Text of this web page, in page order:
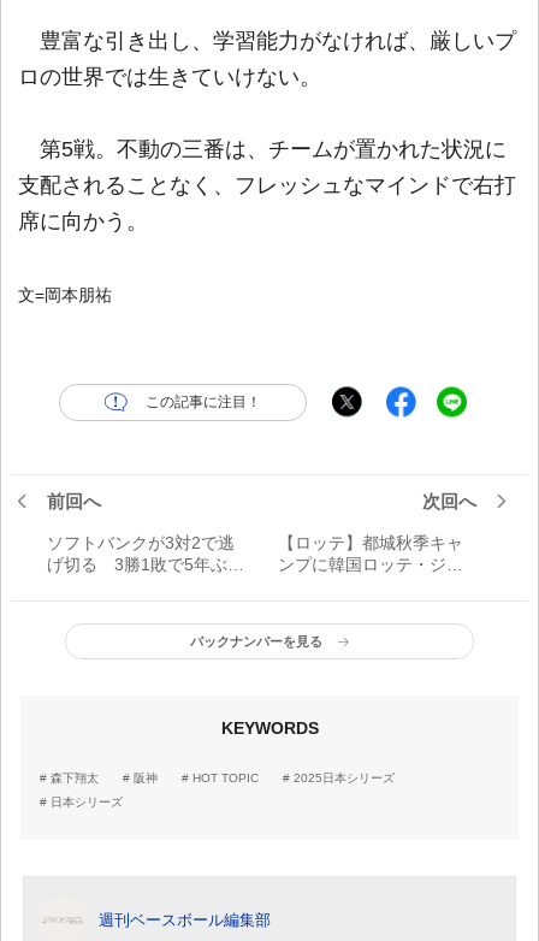
豊富な引き出し、学習能力がなければ、厳しいプ
ロの世界では生きていけない。
第5戦。不動の三番は、チームが置かれた状況に
支配されることなく、フレッシュなマインドで右打
席に向かう。
文=岡本朋祐
この記事に注目！
前回へ
ソフトバンクが3対2で逃
げ切る 3勝1敗で5年ぶり
次回へ
【ロッテ】都城秋季キャ
ンプに韓国ロッテ・ジャ
バックナンバーを見る
KEYWORDS
森下翔太 阪神 HOT TOPIC
2025日本シリーズ
日本シリーズ
週刊ベースボール編集部